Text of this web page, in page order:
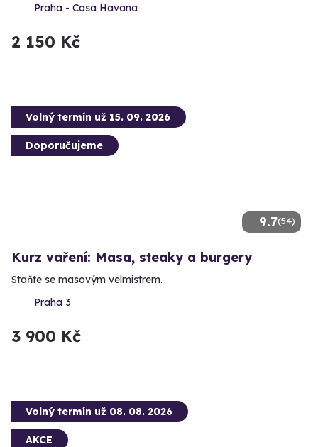
Praha - Casa Havana
2 150 Kč
9.7(54)
Volný termín už 15. 09. 2026
Doporučujeme
Kurz vaření: Masa, steaky a burgery
Staňte se masovým velmistrem.
Praha 3
3 900 Kč
Volný termín už 08. 08. 2026
AKCE